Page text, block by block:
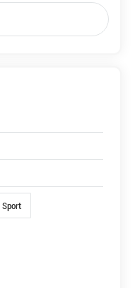
Sport